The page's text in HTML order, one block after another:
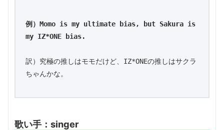
例）Momo is my ultimate bias, but Sakura is
my IZ*ONE bias.
訳）究極の推しはモモだけど、IZ*ONEの推しはサクラ
ちゃんかな。
歌い手：singer